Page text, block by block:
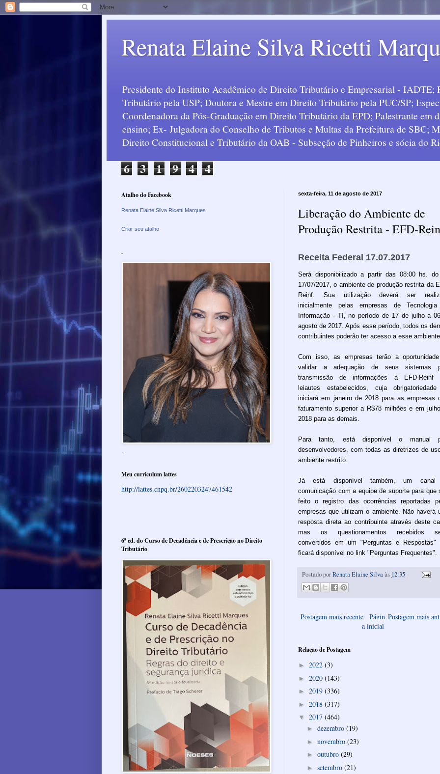
Renata Elaine Silva Ricetti
Presidente do Instituto Acadêmico de Direito Tributário e Empresarial - IADTE;
Tributário pela USP; Doutora e Mestre em Direito Tributário pela PUC/SP;
Coordenadora da Pós-Graduação em Direito Tributário da EPD; Palestrante em
ensino; Ex- Julgadora do Conselho de Tributos e Multas da Prefeitura de SBC;
Direito Constitucional e Tributário da OAB - Subseção de Pinheiros e sócia do
6 3 1 9 4 4
sexta-feira, 11 de agosto de 2017
Liberação do Ambiente de
Produção Restrita - EFD-
Receita Federal 17.07.2017
Será disponibilizado a partir das 08:00 hs.
17/07/2017, o ambiente de produção restrita da
Reinf. Sua utilização deverá ser
inicialmente pelas empresas de
Informação - TI, no período de 17 de julho a
agosto de 2017. Após esse período, todos os
contribuintes poderão ter acesso a esse ambiente.
Com isso, as empresas terão a
validar a adequação de seus sistemas
transmissão de informações à EFD-Reinf
leiautes estabelecidos, cuja
iniciará em janeiro de 2018 para as empresas
faturamento superior a R$78 milhões e em
2018 para as demais.
Para tanto, está disponível o manual
desenvolvedores, com todas as diretrizes de
ambiente restrito.
Já está disponível também, um canal
comunicação com a equipe de suporte para que
feito o registro das ocorrências reportadas
empresas que utilizam o ambiente. Não haverá
resposta direta ao contribuinte através deste
mas os questionamentos recebidos
convertidos em um "Perguntas e Respostas"
ficará disponível no link "Perguntas Frequentes".
Postado porRenata Elaine Silvaàs 12:35
Postagem mais recente Postagem mais
Págin
a inicial
Relação de Postagem
► 2022 (3)
► 2020 (143)
► 2019 (336)
► 2018 (317)
▼ 2017 (464)
► dezembro (19)
► novembro (23)
► outubro (29)
► setembro (21)
Atalho do Facebook
Renata Elaine Silva Ricetti Marques
Criar seu atalho
.
.
Meu curriculum lattes
http://lattes.cnpq.br/2602203247461542
6ª ed. do Curso de Decadência e de Prescrição no Direito
Tributário